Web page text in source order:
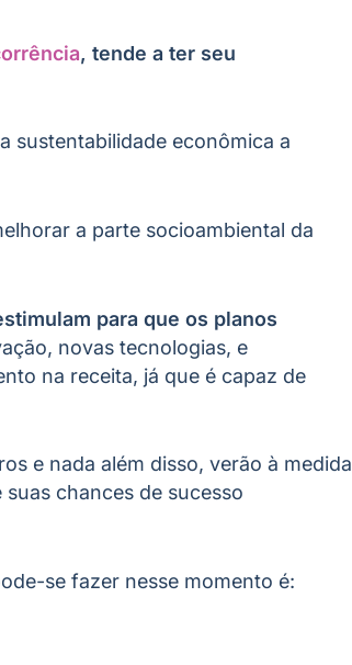
, tende a ter seu
sustentabilidade econômica a
a parte socioambiental da
para que os planos
novas tecnologias, e
na receita, já que é capaz de
e nada além disso, verão à medida
chances de sucesso
se fazer nesse momento é: